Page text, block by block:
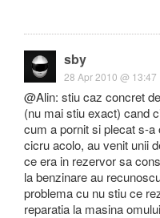
sby
28 Apr 2010 @ 13:47
@Alin: stiu caz concret
(nu mai stiu exact) cand
cum a pornit si plecat s-
cicru acolo, au venit unii
ce era in rezervor sa
la benzinare au
problema cu nu stiu ce
reparatia la masina